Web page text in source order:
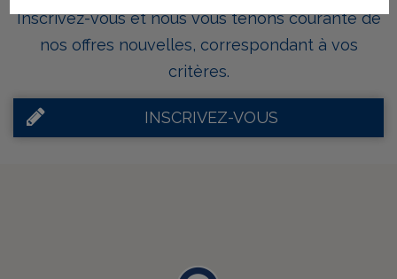
Inscrivez-vous et nous vous tenons courante de
nos offres nouvelles, correspondant à vos
critères.
INSCRIVEZ-VOUS